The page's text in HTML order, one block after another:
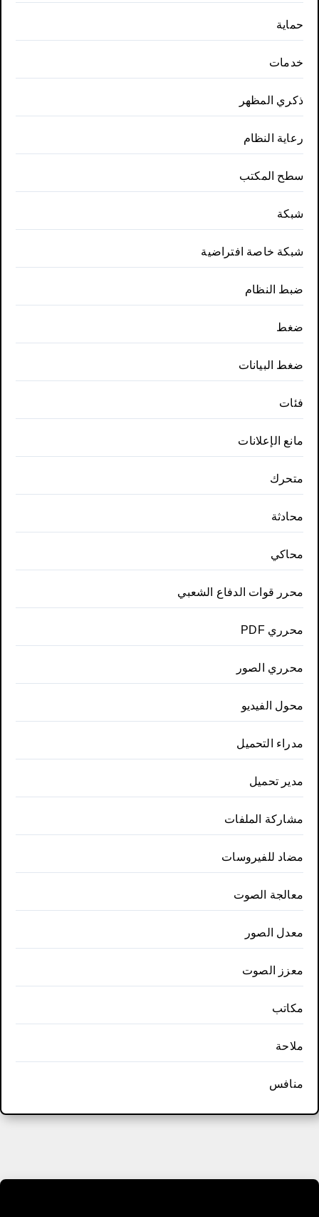
حماية
خدمات
ذكري المظهر
رعاية النظام
سطح المكتب
شبكة
شبكة خاصة افتراضية
ضبط النظام
ضغط
ضغط البيانات
فئات
مانع الإعلانات
متحرك
محادثة
محاكي
محرر قوات الدفاع الشعبي
محرري PDF
محرري الصور
محول الفيديو
مدراء التحميل
مدير تحميل
مشاركة الملفات
مضاد للفيروسات
معالجة الصوت
معدل الصور
معزز الصوت
مكاتب
ملاحة
منافس